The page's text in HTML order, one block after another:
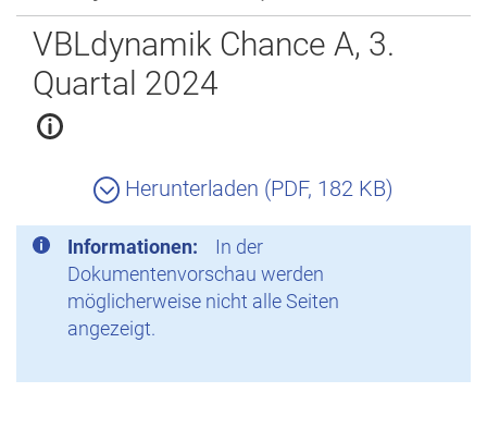
Zurück
VBLdynamik Chance A, 3.
Quartal 2024
Herunterladen (PDF, 182 KB)
Informationen:
In der
Dokumentenvorschau werden
möglicherweise nicht alle Seiten
angezeigt.